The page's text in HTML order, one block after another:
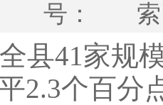
号： 索引
41家规
2.3个百分